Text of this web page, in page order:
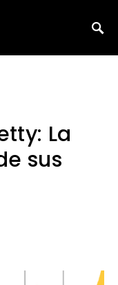
La
sus